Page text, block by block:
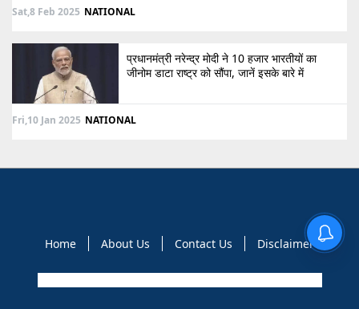
Sat,8 Feb 2025 NATIONAL
प्रधानमंत्री नरेन्द्र मोदी ने 10 हजार भारतीयों का
जीनोम डाटा राष्ट्र को सौंपा, जानें इसके बारे में
Fri,10 Jan 2025 NATIONAL
Home About Us Contact Us Disclaimer